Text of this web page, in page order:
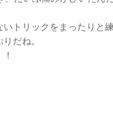
トリックをまったりと練
だね。